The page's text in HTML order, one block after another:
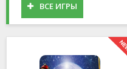
ВСЕ ИГРЫ